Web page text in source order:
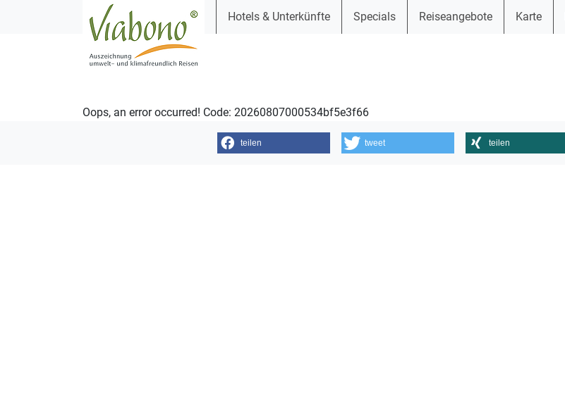
Hotels & Unterkünfte Specials Reiseangebote Karte
Oops, an error occurred! Code: 20260807000534bf5e3f66
teilen tweet teilen